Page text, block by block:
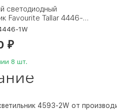
светодиодный
Favourite Tallar 4446-
1W
₽
8 шт.
4593-2W от